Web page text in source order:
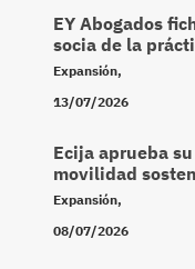
EY Abogados
socia de la
Expansión,
13/07/2026
Ecija aprueba
movilidad
Expansión,
08/07/2026